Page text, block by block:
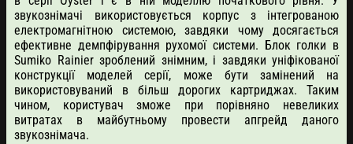
звукознімачі використовується корпус з інтегрованою
електромагнітною системою, завдяки чому досягається
ефективне демпфірування рухомої системи. Блок голки в
Sumiko Rainier зроблений знімним, і завдяки уніфікованої
конструкції моделей серії, може бути замінений на
використовуваний в більш дорогих картриджах. Таким
чином, користувач зможе при порівняно невеликих
витратах в майбутньому провести апгрейд даного
звукознімача.